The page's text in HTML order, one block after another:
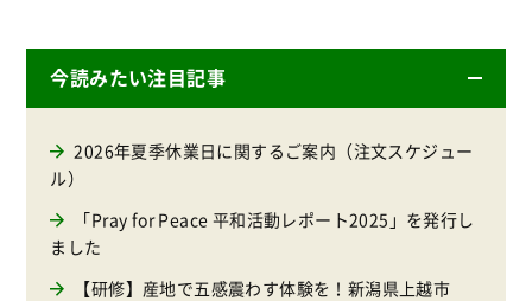
今読みたい注目記事
2026年夏季休業日に関するご案内（注文スケジュー
ル）
「Pray for Peace 平和活動レポート2025」を発行し
ました
【研修】産地で五感震わす体験を！新潟県上越市